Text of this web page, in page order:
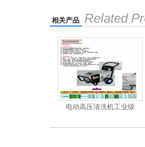
相关产品 Related
电动高压清洗机工业级